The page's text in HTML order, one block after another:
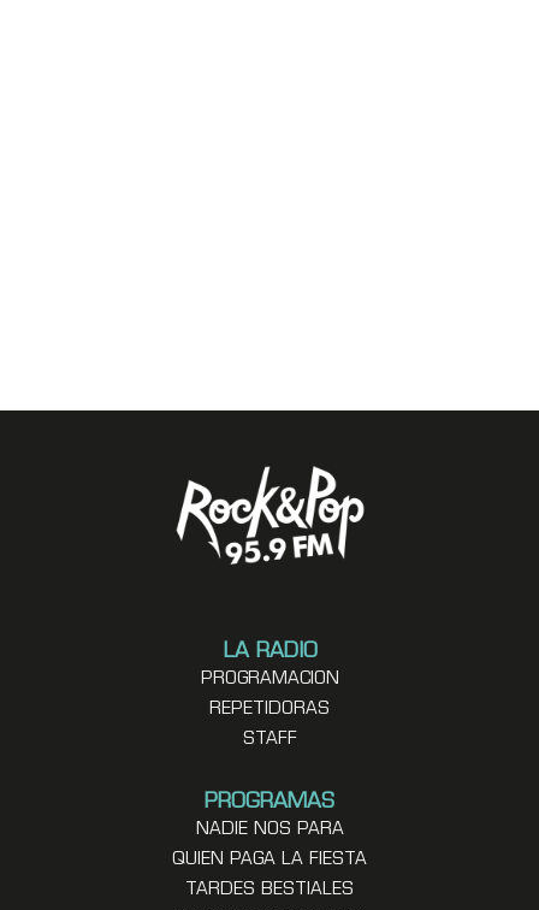
LA RADIO
PROGRAMACION
REPETIDORAS
STAFF
PROGRAMAS
NADIE NOS PARA
QUIEN PAGA LA FIESTA
TARDES BESTIALES